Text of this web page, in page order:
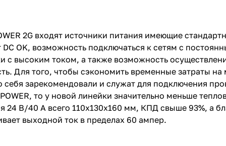
2G входят источники питания имеющие
DC OK, возможность подключаться к сетям с
с высоким током, а также возможность
Для того, чтобы сэкономить временные затраты
зарекомендовали и служат для подключения
то у новой линейки значительно меньше
24 В/40 А всего 110х130х160 мм, КПД свыше 93%, а
выходной ток в пределах 60 ампер.